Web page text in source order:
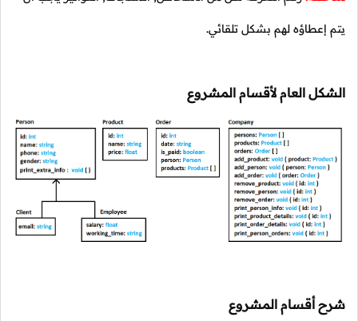
يتم إعطاؤه لهم بشكل تلقائي.
الشكل العام لأقسام المشروع
شرح أقسام المشروع